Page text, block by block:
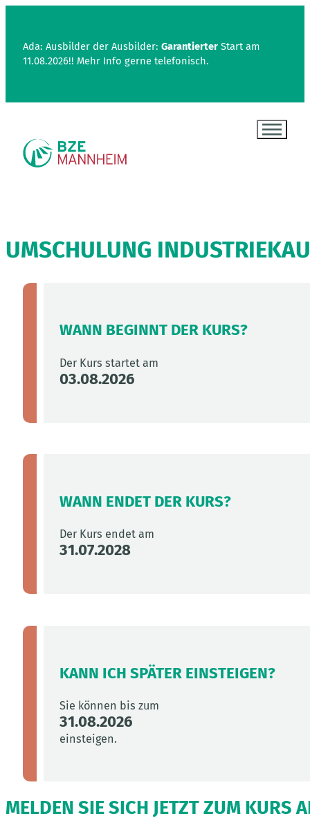
Ada: Ausbilder der Ausbilder: GarantierterStart am
11.08.2026!! Mehr Info gerne telefonisch.
UMSCHULUNG
WANN BEGINNT DER KURS?
Der Kurs startet am
03.08.2026
WANN ENDET DER KURS?
Der Kurs endet am
31.07.2028
KANN ICH SPÄTER EINSTEIGEN?
Sie können bis zum
31.08.2026
einsteigen.
MELDEN SIE SICH JETZT ZUM KURS